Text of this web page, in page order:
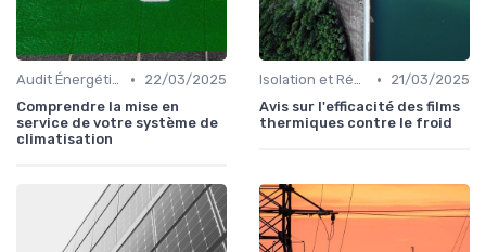
Audit Énergétique du Domicile •
22/03/2025
Comprendre la mise en
service de votre système de
climatisation
Isolation et Réduction de la Consommation •
21/03/2025
Avis sur l'efficacité des films
thermiques contre le froid